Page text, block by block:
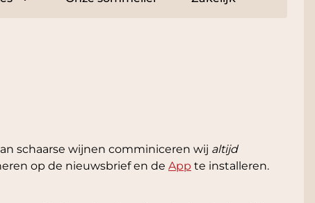
Delicatessen
Toggle submenu for Accessoires
schaarse wijnen comminiceren wij altijd
op de nieuwsbrief en de App te installeren.